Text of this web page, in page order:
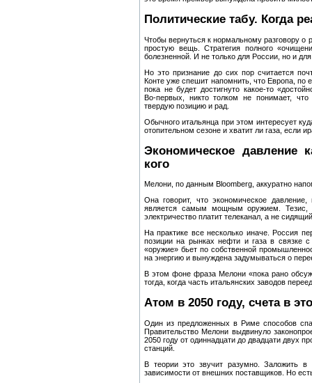
Политические табу. Когда
Чтобы вернуться к нормальному разговору о
простую вещь. Стратегия полного
болезненной. И не только для России, но и
Но это признание до сих пор считается
Конте уже спешит напомнить, что Европа, по
пока не будет достигнуто какое‑то
Во‑первых, никто толком не понимает, что
твердую позицию и рад.
Обычного итальянца при этом интересует
отопительном сезоне и хватит ли газа, если
Экономическое давление
кого
Мелони, по данным Bloomberg, аккуратно
Она говорит, что экономическое
является самым мощным оружием. Тезис,
электричество платит телеканал, а не
На практике все несколько иначе. Россия
позиции на рынках нефти и газа в связке
«оружие» бьет по собственной
на энергию и вынуждена задумываться о
В этом фоне фраза Мелони «пока рано
тогда, когда часть итальянских заводов
Атом в 2050 году, счета в
Один из предложенных в Риме способов
Правительство Мелони выдвинуло
2050 году от одиннадцати до двадцати двух
станций.
В теории это звучит разумно. Заложить в
зависимости от внешних поставщиков. Но